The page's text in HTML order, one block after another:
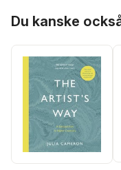
Du kanske